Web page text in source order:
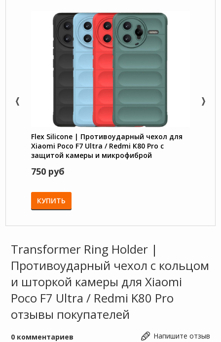
Flex Silicone | Противоударный чехол для
Xiaomi Poco F7 Ultra / Redmi K80 Pro с
защитой камеры и микрофиброй
750 руб
КУПИТЬ
Transformer Ring Holder |
Противоударный чехол с кольцом
и шторкой камеры для Xiaomi
Poco F7 Ultra / Redmi K80 Pro
отзывы покупателей
Напишите отзыв
0 комментариев